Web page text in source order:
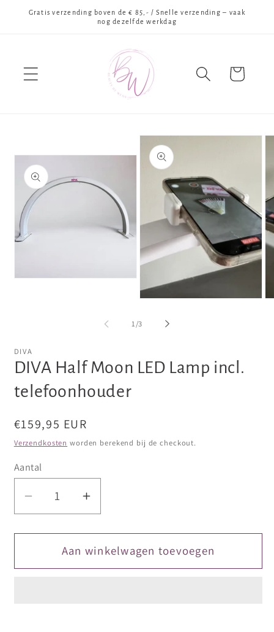
naar de
Gratis verzending boven de € 85,- / Snelle verzending – vaak
nog dezelfde werkdag
Winkelwagen
openen
in
1/van
3
DIVA
DIVA Half Moon LED Lamp incl.
telefoonhouder
Normale
prijs
€159,95 EUR
Verzendkosten worden berekend bij de checkout.
Aantal
Aantal
verlagen
voor
Half
Aantal
verhogen
voor
DIVA
Half
Aan winkelwagen toevoegen